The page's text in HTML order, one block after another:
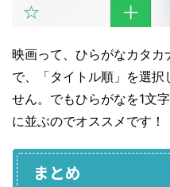
映画って、ひらがなカタ
で、「タイトル順」を選択
せん。でもひらがなを1文
に並ぶのでオススメです！
まとめ